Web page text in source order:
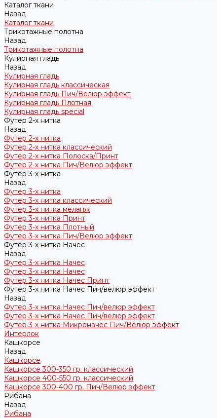
Каталог ткани
Назад
Каталог ткани
Трикотажные полотна
Назад
Трикотажные полотна
Кулирная гладь
Назад
Кулирная гладь
Кулирная гладь классическая
Кулирная гладь Пич/Велюр эффект
Кулирная гладь Плотная
Кулирная гладь special
Футер 2-х нитка
Назад
Футер 2-х нитка
Футер 2-х нитка классический
Футер 2-х нитка Полоска/Принт
Футер 2-х нитка Пич/Велюр эффект
Футер 3-х нитка
Назад
Футер 3-х нитка
Футер 3-х нитка классический
Футер 3-х нитка меланж
Футер 3-х нитка Принт
Футер 3-х нитка Плотный
Футер 3-х нитка Пич/Велюр эффект
Футер 3-х нитка Начес
Назад
Футер 3-х нитка Начес
Футер 3-х нитка Начес
Футер 3-х нитка Начес Принт
Футер 3-х нитка Начес Пич/велюр эффект
Назад
Футер 3-х нитка Начес Пич/велюр эффект
Футер 3-х нитка Начес Пич/велюр эффект
Футер 3-х нитка Микроначес Пич/Велюр эффект
Интерлок
Кашкорсе
Назад
Кашкорсе
Кашкорсе 300-350 гр. классический
Кашкорсе 400-550 гр. классический
Кашкорсе 300-400 гр. Пич/Велюр эффект
Рибана
Назад
Рибана